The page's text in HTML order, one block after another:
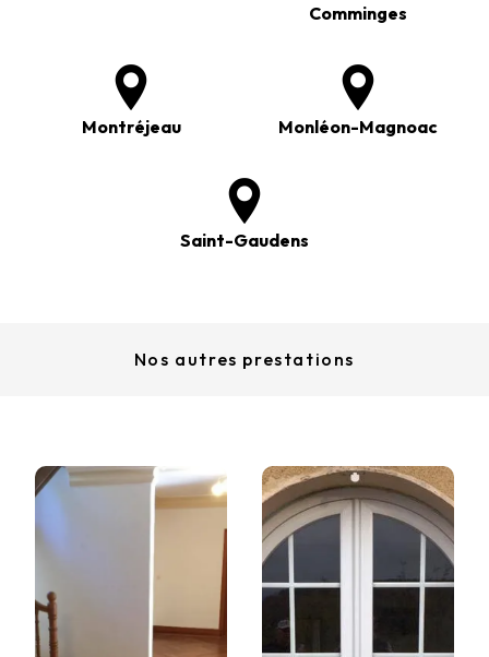
Comminges
Montréjeau Monléon-Magnoac
Saint-Gaudens
Nos autres prestations